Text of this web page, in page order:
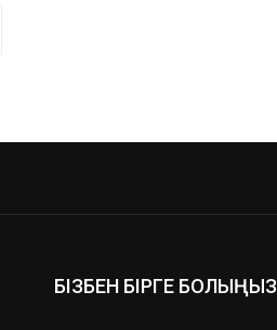
БІЗБЕН БІРГЕ БОЛЫҢЫЗ